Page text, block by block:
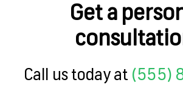
Get a
Call us today at (555)